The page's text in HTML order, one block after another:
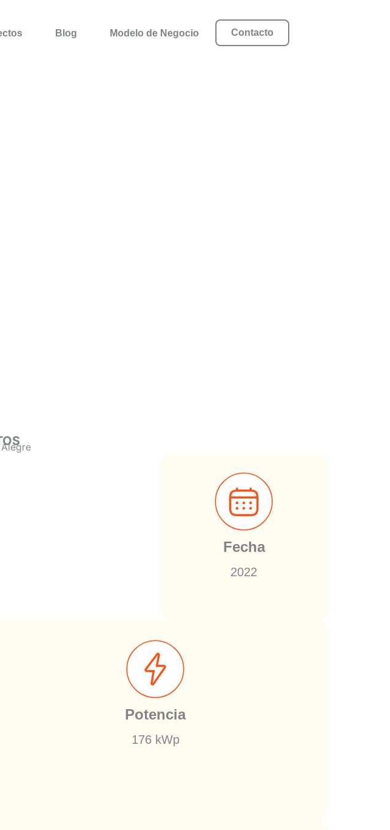
Blog Modelo de Negocio Contacto
Fecha
2022
Potencia
176 kWp